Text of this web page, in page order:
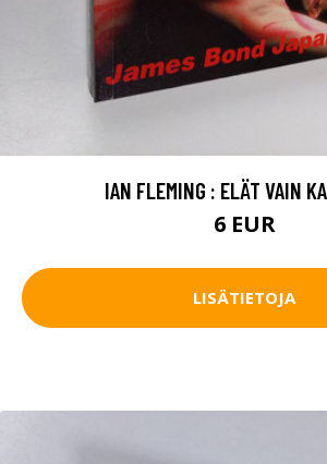
IAN FLEMING : ELÄT VAIN
6 EUR
LISÄTIETOJA